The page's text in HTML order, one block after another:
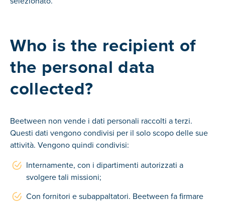
Who is the recipient of
the personal data
collected?
Beetween non vende i dati personali raccolti a terzi.
Questi dati vengono condivisi per il solo scopo delle sue
attività. Vengono quindi condivisi:
Internamente, con i dipartimenti autorizzati a
svolgere tali missioni;
Con fornitori e subappaltatori. Beetween fa firmare